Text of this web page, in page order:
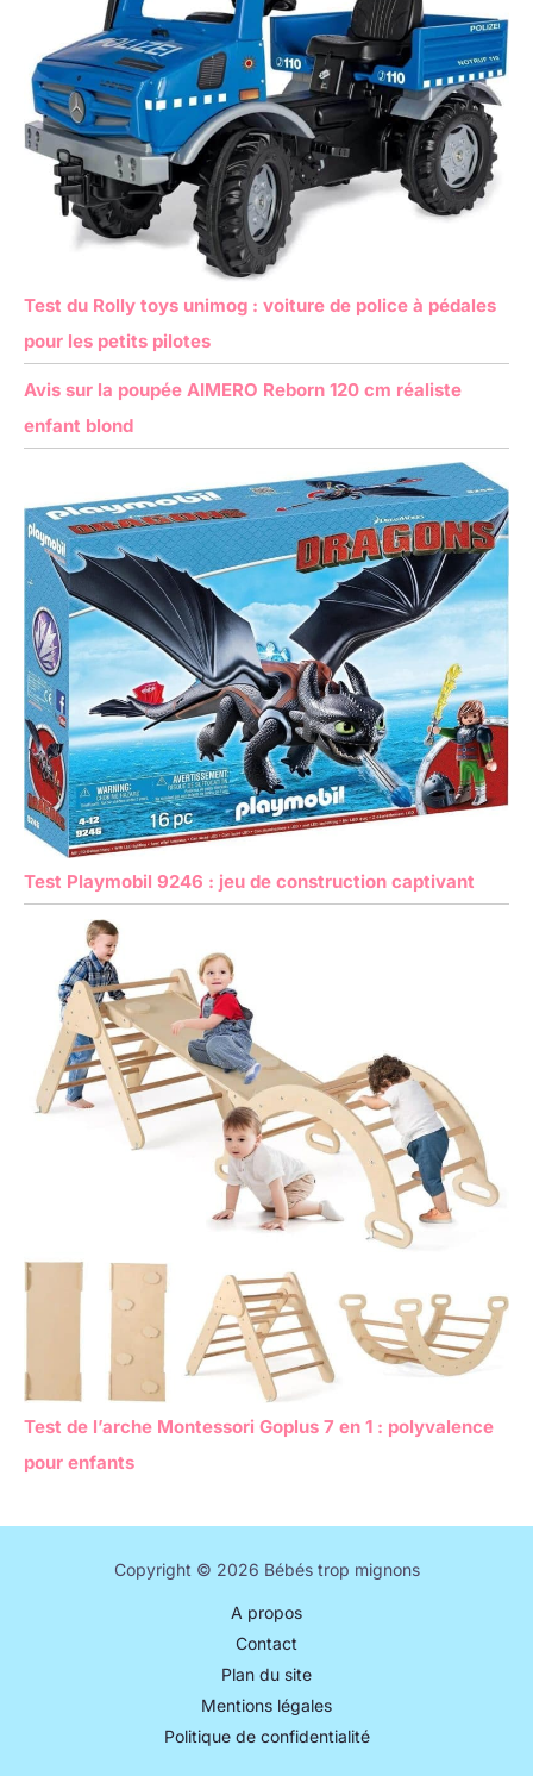
réaliste (x1),
biberon (x1),
certificat de
naissance (x1),
ensemble de
vêtements (x1)
Test du Rolly toys unimog : voiture de police à pédales
pour les petits pilotes
Avis sur la poupée AIMERO Reborn 120 cm réaliste
enfant blond
Test Playmobil 9246 : jeu de construction captivant
Test de l’arche Montessori Goplus 7 en 1 : polyvalence
pour enfants
Copyright © 2026 Bébés trop mignons
A propos
Contact
Plan du site
Mentions légales
Politique de confidentialité